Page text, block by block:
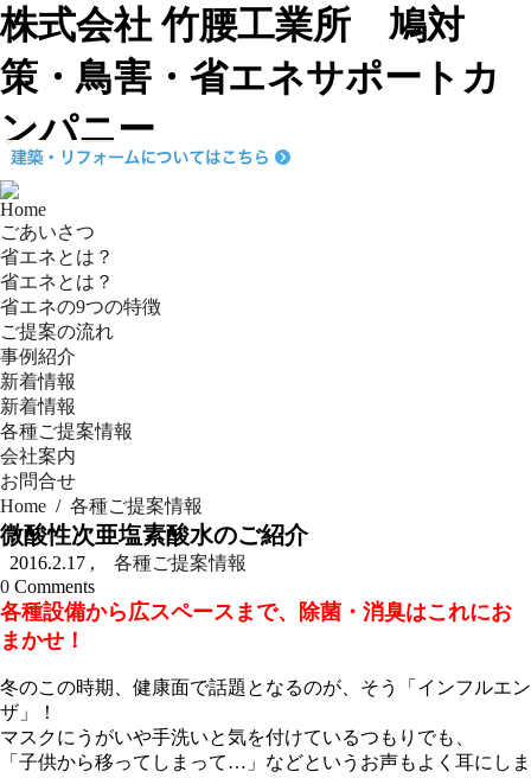
株式会社 竹腰工業所 鳩対
策・鳥害・省エネサポートカ
ンパニー
Home
ごあいさつ
省エネとは？
省エネとは？
省エネの9つの特徴
ご提案の流れ
事例紹介
新着情報
新着情報
各種ご提案情報
会社案内
お問合せ
Home / 各種ご提案情報
微酸性次亜塩素酸水のご紹介
2016.2.17 ,
各種ご提案情報
0 Comments
各種設備から広スペースまで、除菌・消臭はこれにお
まかせ！
冬のこの時期、健康面で話題となるのが、そう「インフルエン
ザ」！
マスクにうがいや手洗いと気を付けているつもりでも、
「子供から移ってしまって…」などというお声もよく耳にしま